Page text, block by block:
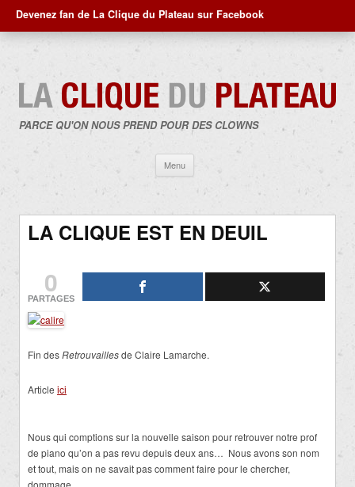
Devenez fan de La Clique du Plateau sur Facebook
PARCE QU'ON NOUS PREND POUR DES CLOWNS
Menu
contenu
LA CLIQUE EST EN DEUIL
0
PARTAGES
Fin desRetrouvaillesde Claire Lamarche.
Article ici
Nous qui comptions sur la nouvelle saison pour retrouver notre prof
de piano qu’on a pas revu depuis deux ans… Nous avons son nom
et tout, mais on ne savait pas comment faire pour le chercher,